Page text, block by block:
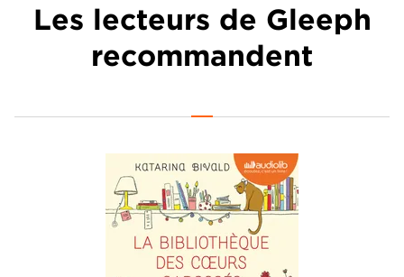
Les lecteurs de Gleeph
recommandent